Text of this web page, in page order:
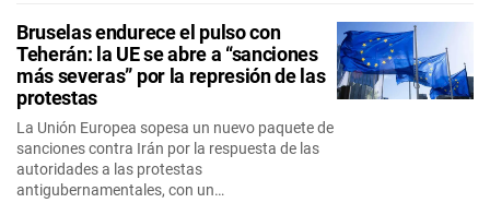
Bruselas endurece el pulso con
Teherán: la UE se abre a “sanciones
más severas” por la represión de las
protestas
La Unión Europea sopesa un nuevo paquete de
sanciones contra Irán por la respuesta de las
autoridades a las protestas
antigubernamentales, con un…